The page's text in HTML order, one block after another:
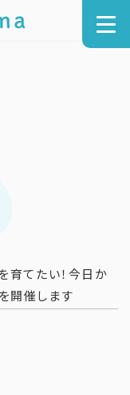
育てたい！今日か
開催します